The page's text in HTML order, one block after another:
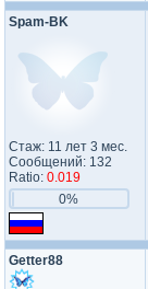
Spam-BK
Стаж: 11 лет 3 мес.
Сообщений: 132
Ratio: 0.019
0%
Getter88